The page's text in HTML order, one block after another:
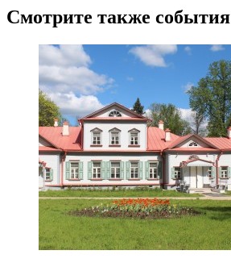
Смотрите также события